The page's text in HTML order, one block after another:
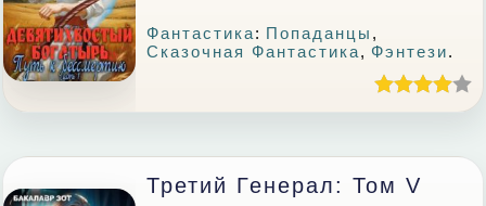
Фантастика: Попаданцы ,
Сказочная Фантастика, Фэнтези.
Третий Генерал: Том V